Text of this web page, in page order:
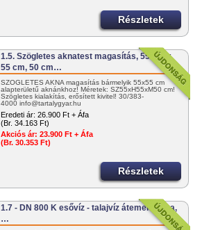
Részletek
1.5. Szögletes aknatest magasítás, 55 cm x
55 cm, 50 cm…
SZÖGLETES AKNA magasítás bármelyik 55x55 cm
alapterületű aknánkhoz! Méretek: SZ55xH55xM50 cm!
Szögletes kialakítás, erősített kivitel! 30/383-
4000 info@tartalygyar.hu
Eredeti ár: 26.900 Ft + Áfa
(Br. 34.163 Ft)
Akciós ár: 23.900 Ft + Áfa
(Br. 30.353 Ft)
Részletek
1.7 - DN 800 K esővíz - talajvíz átemelő akna,
…